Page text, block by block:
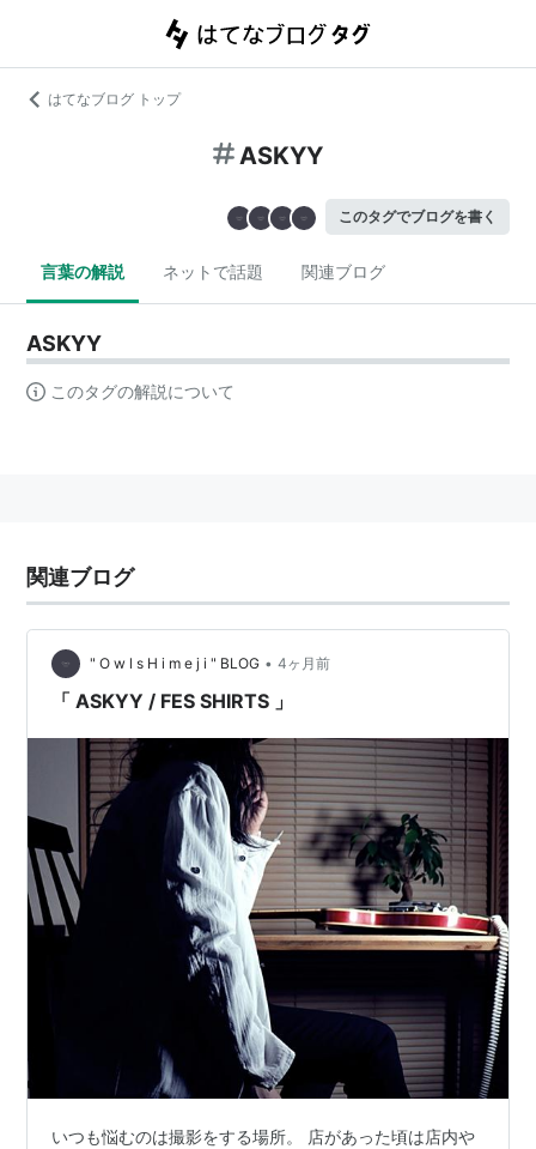
はてなブログ トップ
ASKYY
このタグでブログを書く
言葉の解説 ネットで話題 関連ブログ
ASKYY
このタグの解説について
関連ブログ
" O w l s H i m e j i " BLOG • 4ヶ月前
「 ASKYY / FES SHIRTS 」
いつも悩むのは撮影をする場所。 店があった頃は店内や